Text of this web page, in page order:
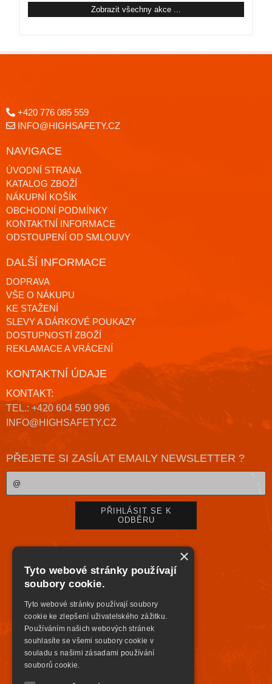
Zobrazit všechny akce ...
+420 776 085 559
INFO@HIGHSAFETY.CZ
NAVIGACE
ÚVODNÍ STRANA
KATALOG ZBOŽÍ
NÁKUPNÍ KOŠÍK
OBCHODNÍ PODMÍNKY
KONTAKTNÍ INFORMACE
ODSTOUPENÍ OD SMLOUVY
DALŠÍ INFORMACE
DOPRAVA
VŠE O NÁKUPU
KE STAŽENÍ
SLEVY A DÁRKOVÉ POUKAZY
DOSTUPNOSTÍ ZBOŽÍ
REKLAMACE A VRÁCENÍ
KONTAKTNÍ ÚDAJE
KONTAKT:
TEL.: +420 604 590 996
INFO@HIGHSAFETY.CZ
PŘEJETE SI ZASÍLAT EMAILY NEWSLETTER ?
×
Tyto webové stránky používají
soubory cookie.
Tyto webové stránky používají soubory
cookie ke zlepšení uživatelského zážitku.
Používáním našich webových stránek
souhlasíte se všemi soubory cookie v
souladu s našimi zásadami používání
souborů cookie.